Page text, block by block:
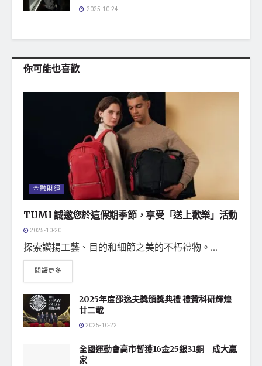
2025-10-24
你可能也喜歡
金融財經
TUMI 誠邀您於這假期季節，享受「送上歡樂」活動
2025-10-20
探索讚揚工藝、目的和細節之美的不朽禮物。...
閱讀更多
2025年度邵逸夫獎頒獎典禮 禮贊科研輝煌
廿二載
2025-10-22
全國運動會高市暫獲16金25銀31銅 成大贏
家